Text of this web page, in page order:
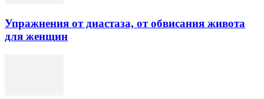
Упражнения от диастаза, от обвисания живота
для женщин